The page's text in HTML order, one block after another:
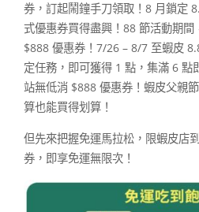
券，訂起鬧鐘手刀領取！8 月鎖定
式優惠券買得盡興！88 節活動期
$888 優惠券！7/26 – 8/7 至蝦皮
定任務，即可獲得 1 點，集滿 6 點
站無低消 $888 優惠券！蝦皮父親
算也能買得划算！
但先來把握免運馬拉松，限蝦皮店
券，即享免運無限次！